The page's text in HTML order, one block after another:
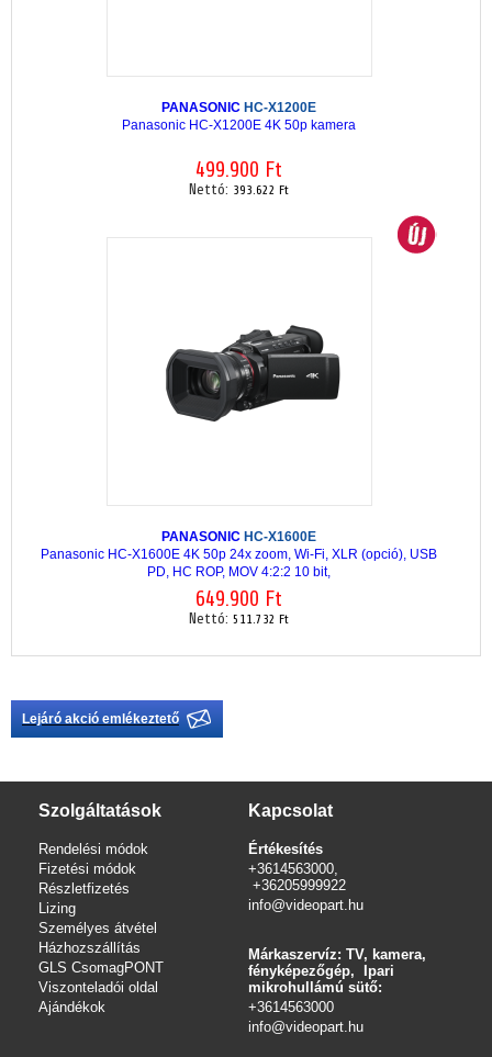
PANASONIC HC-X1200E
Panasonic HC-X1200E 4K 50p kamera
499.900 Ft
Nettó: 393.622 Ft
PANASONIC HC-X1600E
Panasonic HC-X1600E 4K 50p 24x zoom, Wi-Fi, XLR (opció), USB
PD, HC ROP, MOV 4:2:2 10 bit,
649.900 Ft
Nettó: 511.732 Ft
Lejáró akció emlékeztető
Szolgáltatások
Rendelési módok
Fizetési módok
Részletfizetés
Lizing
Személyes átvétel
Házhozszállítás
GLS CsomagPONT
Viszonteladói oldal
Ajándékok
Kapcsolat
Értékesítés
+3614563000,
+36205999922
info@videopart.hu
Márkaszervíz: TV, kamera,
fényképezőgép, Ipari
mikrohullámú sütő:
+3614563000
info@videopart.hu